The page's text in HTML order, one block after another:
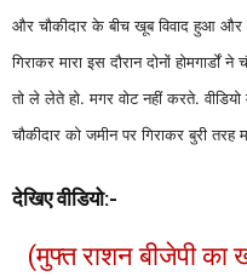
और चौकीदार के बीच खूब विवाद हुआ और
गिराकर मारा इस दौरान दोनों
तो ले लेते हो. मगर वोट नहीं करते.
चौकीदार को जमीन पर गिराकर बुरी तरह
देखिए वीडियो:-
(मुफ्त राशन बीजेपी